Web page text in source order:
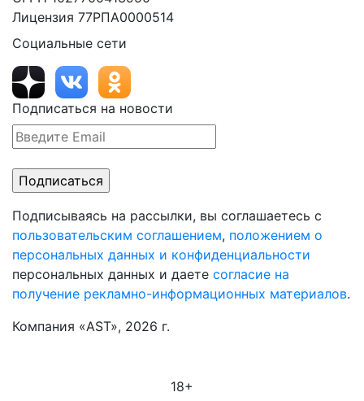
Лицензия 77РПА0000514
Социальные сети
Подписаться на новости
Подписываясь на рассылки, вы соглашаетесь с
пользовательским соглашением, положением о
персональных данных и конфиденциальности
персональных данных и даете согласие на
получение рекламно-информационных материалов.
Компания «AST», 2026 г.
18+